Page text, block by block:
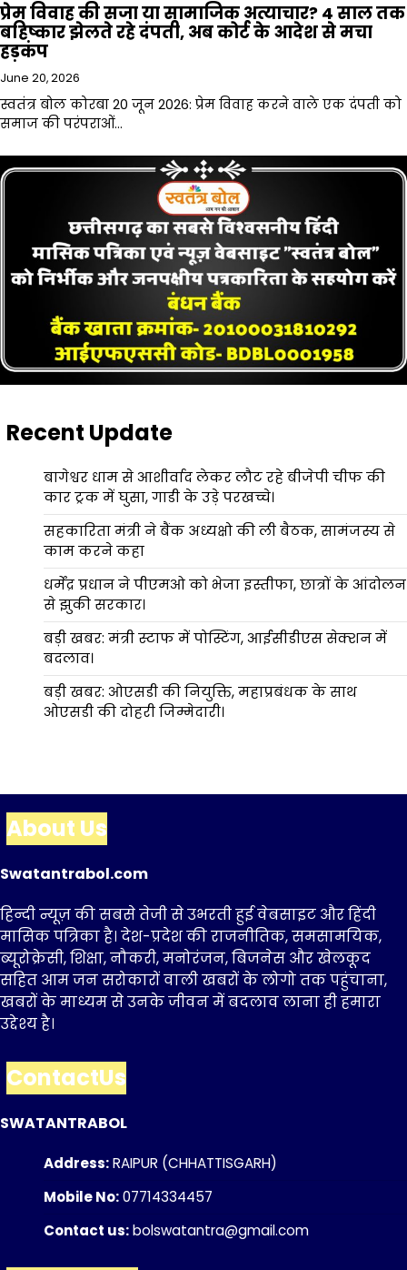
प्रेम विवाह की सजा या सामाजिक अत्याचार? 4 साल तक
बहिष्कार झेलते रहे दंपती, अब कोर्ट के आदेश से मचा
हड़कंप
June 20, 2026
स्वतंत्र बोल कोरबा 20 जून 2026: प्रेम विवाह करने वाले एक दंपती को
समाज की परंपराओं…
Recent Update
बागेश्वर धाम से आशीर्वाद लेकर लौट रहे बीजेपी चीफ की
कार ट्रक में घुसा, गाडी के उड़े परखच्चे।
सहकारिता मंत्री ने बैंक अध्यक्षो की ली बैठक, सामंजस्य से
काम करने कहा
धर्मेंद्र प्रधान ने पीएमओ को भेजा इस्तीफा, छात्रों के आंदोलन
से झुकी सरकार।
बड़ी खबर: मंत्री स्टाफ में पोस्टिंग, आईसीडीएस सेक्शन में
बदलाव।
बड़ी खबर: ओएसडी की नियुक्ति, महाप्रबंधक के साथ
ओएसडी की दोहरी जिम्मेदारी।
About Us
Swatantrabol.com
हिन्दी न्यूज़ की सबसे तेजी से उभरती हुई वेबसाइट और हिंदी
मासिक पत्रिका है। देश-प्रदेश की राजनीतिक, समसामयिक,
ब्यूरोक्रेसी, शिक्षा, नौकरी, मनोरंजन, बिजनेस और खेलकूद
सहित आम जन सरोकारों वाली खबरों के लोगो तक पहुंचाना,
खबरों के माध्यम से उनके जीवन में बदलाव लाना ही हमारा
उद्देश्य है।
ContactUs
SWATANTRABOL
Address:RAIPUR (CHHATTISGARH)
Mobile No:07714334457
Contact us:bolswatantra@gmail.com